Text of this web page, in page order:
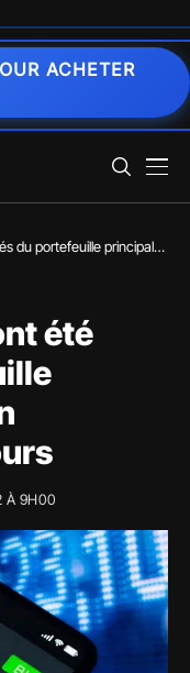
ACHETER
du portefeuille principal
été
À 9H00